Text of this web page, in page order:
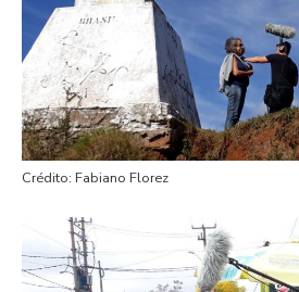
Crédito: Fabiano Florez